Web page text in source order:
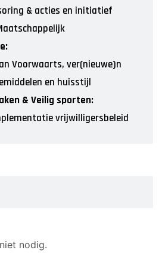
& acties en initiatief
Voorwaarts, ver(nieuwe)n
en huisstijl
& Veilig sporten:
vrijwilligersbeleid
nodig.